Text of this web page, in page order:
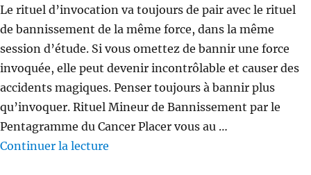
Le rituel d’invocation va toujours de pair avec le rituel
de bannissement de la même force, dans la même
session d’étude. Si vous omettez de bannir une force
invoquée, elle peut devenir incontrôlable et causer des
accidents magiques. Penser toujours à bannir plus
qu’invoquer. Rituel Mineur de Bannissement par le
Pentagramme du Cancer Placer vous au …
Continuer la lecture